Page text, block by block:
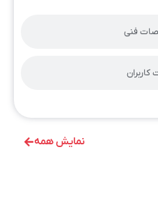
فنی
کاربران
نمایش همه